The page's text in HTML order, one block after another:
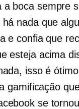
a boca sempre
nada que
e confia que
esteja acima
isso é
gamificação
se